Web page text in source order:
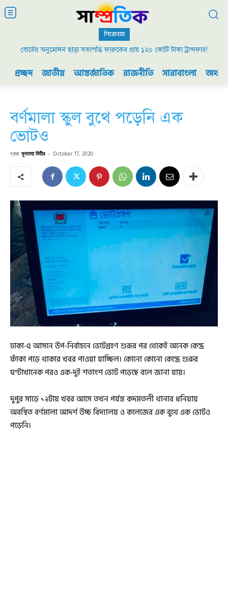
শিরোনাম
বোর্ডের অনুমোদন ছাড়া সভাপতি ফারুকের প্রায় ১২০ কোটি টাকা ট্রান্সফার!
প্রচ্ছদ জাতীয় আন্তর্জাতিক রাজনীতি সারাবাংলা
বর্ণমালা স্কুল বুথে পড়েনি এক
ভোটও
দ্বারা মুনতাহা মিহীর - October 17, 2020
ঢাকা-৫ আসনে উপ-নির্বাচনে ভোটগ্রহণ শুরুর পর থেকেই অনেক কেন্দ্র
ফাঁকা পড়ে থাকার খবর পাওয়া যাচ্ছিল। কোনো কোনো কেন্দ্রে শুরুর
ঘণ্টাখানেক পরও এক-দুই শতাংশ ভোট পড়েছে বলে জানা যায়।
দুপুর সাড়ে ১২টায় খবর আসে তখন পর্যন্ত কদমতলী থানার ধনিয়ায়
অবস্থিত বর্ণমালা আদর্শ উচ্চ বিদ্যালয় ও কলেজের এক বুথে এক ভোটও
পড়েনি।